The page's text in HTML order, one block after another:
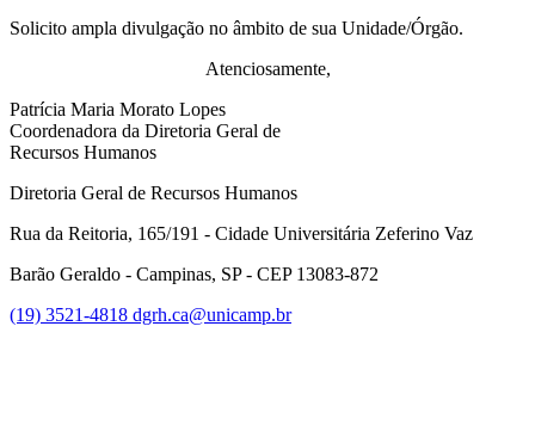
Solicito ampla divulgação no âmbito de sua Unidade/Órgão.
Atenciosamente,
Patrícia Maria Morato Lopes
Coordenadora da Diretoria Geral de
Recursos Humanos
Diretoria Geral de Recursos Humanos
Rua da Reitoria, 165/191 - Cidade Universitária Zeferino Vaz
Barão Geraldo - Campinas, SP - CEP 13083-872
(19) 3521-4818 dgrh.ca@unicamp.br